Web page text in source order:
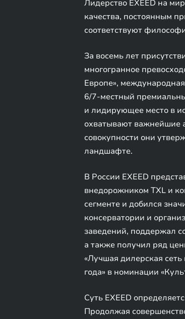
Лидерство EXEED на
качества, постоянным
соответствуют
За восемь лет
многогранное
Европе»,
6/7-местный
и лидирующее место в
охватывают важнейшие
совокупности они
ландшафте.
В России EXEED
внедорожником TXL и
сегменте и добился
консерватории и
заведений, поддержал
а также получил ряд
«Лучшая дилерская
года» в номинации
Суть EXEED
Продолжая